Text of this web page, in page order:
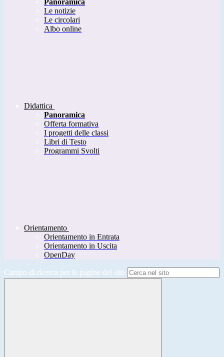
Panoramica
Le notizie
Le circolari
Albo online
Didattica
Panoramica
Offerta formativa
I progetti delle classi
Libri di Testo
Programmi Svolti
Orientamento
Orientamento in Entrata
Orientamento in Uscita
OpenDay
Campo di ricerca per le pagine del sito